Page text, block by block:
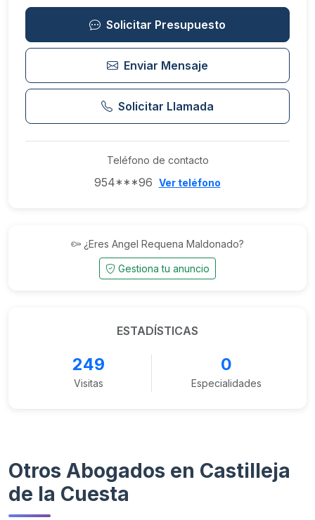
Solicitar Presupuesto
Enviar Mensaje
Solicitar Llamada
Teléfono de contacto
954***96 Ver teléfono
¿Eres Angel Requena Maldonado?
Gestiona tu anuncio
ESTADÍSTICAS
249
Visitas
0
Especialidades
Otros Abogados en Castilleja
de la Cuesta